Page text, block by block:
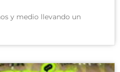
y medio llevando un